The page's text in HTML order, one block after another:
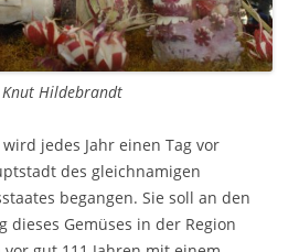
Hildebrandt
jedes Jahr einen Tag vor
des gleichnamigen
begangen. Sie soll an den
dieses Gemüses in der Region